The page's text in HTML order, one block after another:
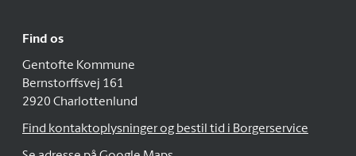
Find os
Gentofte Kommune
Bernstorffsvej 161
2920 Charlottenlund
Find kontaktoplysninger og bestil tid i Borgerservice